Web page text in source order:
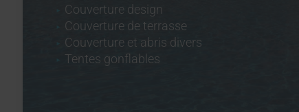
Couverture design
Couverture de terrasse
Couverture et abris divers
Tentes gonflables